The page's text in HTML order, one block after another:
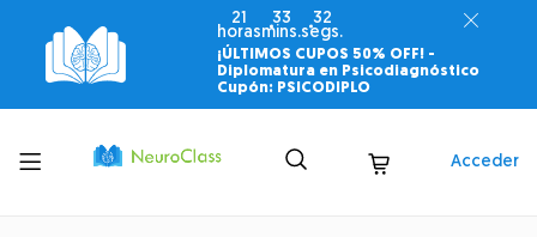
21
horas
33
mins.
32
segs.
¡ÚLTIMOS CUPOS 50% OFF! -
Diplomatura en Psicodiagnóstico
Cupón: PSICODIPLO
Toggle
menu
Acceder